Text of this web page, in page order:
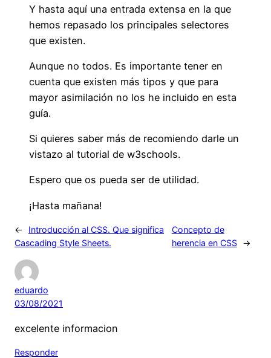
Y hasta aquí una entrada extensa en la que
hemos repasado los principales selectores
que existen.
Aunque no todos. Es importante tener en
cuenta que existen más tipos y que para
mayor asimilación no los he incluido en esta
guía.
Si quieres saber más de recomiendo darle un
vistazo al tutorial de w3schools.
Espero que os pueda ser de utilidad.
¡Hasta mañana!
←
Introducción al CSS. Que significa
Cascading Style Sheets.
Concepto de
herencia en CSS
→
eduardo
03/08/2021
excelente informacion
Responder